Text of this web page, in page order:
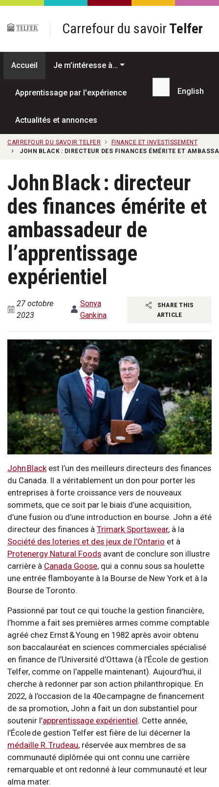
Passer au contenu principal
Carrefour du savoir Telfer
Accueil Je m’intéresse à…
Apprentissage par l'expérience
Actualités et annonces
Recherche...
English
CARREFOUR DU SAVOIR TELFER
FINANCE ET INVESTISSEMENT
JOHN BLACK : DIRECTEUR DES FINANCES ÉMÉRITE ET
John Black : directeur
des finances émérite et
ambassadeur de
l’apprentissage
expérientiel
27 octobre
2023
Sonya
Gankina
SHARE THIS
ARTICLE
John Black est l’un des meilleurs directeurs des finances
du Canada. Il a véritablement un don pour porter les
entreprises à forte croissance vers de nouveaux
sommets, que ce soit par le biais d’une acquisition,
d’une fusion ou d’une introduction en bourse. John a été
directeur des finances à Trimark Sportswear, à la
Société des loteries et des jeux de l’Ontario et à
Protenergy Natural Foods avant de conclure son illustre
carrière à Canada Goose, qui a connu sous sa houlette
une entrée flamboyante à la Bourse de New York et à la
Bourse de Toronto.
Passionné par tout ce qui touche la gestion financière,
l’homme a fait ses premières armes comme comptable
agréé chez Ernst & Young en 1982 après avoir obtenu
son baccalauréat en sciences commerciales spécialisé
en finance de l’Université d’Ottawa (à l’École de gestion
Telfer, comme on l’appelle maintenant). Aujourd’hui, il
cherche à redonner par son action philanthropique. En
2022, à l’occasion de la 40e campagne de financement
de sa promotion, John a fait un don substantiel pour
soutenir l’apprentissage expérientiel. Cette année,
l’École de gestion Telfer est fière de lui décerner la
médaille R. Trudeau, réservée aux membres de sa
communauté diplômée qui ont connu une carrière
remarquable et ont redonné à leur communauté et leur
alma mater.